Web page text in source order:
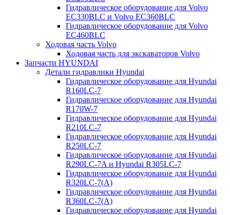
Гидравлическое оборудование для Volvo
EC330BLC и Volvo EC360BLC
Гидравлическое оборудование для Volvo
EC460BLC
Ходовая часть Volvo
Ходовая часть для экскаваторов Volvo
Запчасти HYUNDAI
Детали гидравлики Hyundai
Гидравлическое оборудование для Hyundai
R160LC-7
Гидравлическое оборудование для Hyundai
R170W-7
Гидравлическое оборудование для Hyundai
R210LC-7
Гидравлическое оборудование для Hyundai
R250LC-7
Гидравлическое оборудование для Hyundai
R290LC-7A и Hyundai R305LC-7
Гидравлическое оборудование для Hyundai
R320LC-7(A)
Гидравлическое оборудование для Hyundai
R360LC-7(A)
Гидравлическое оборудование для Hyundai